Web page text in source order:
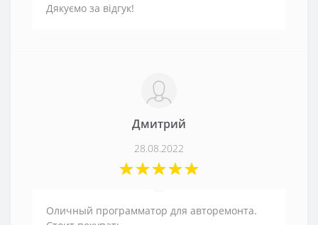
Дякуємо за відгук!
Дмитрий
28.08.2022
Оличный программатор для авторемонта.